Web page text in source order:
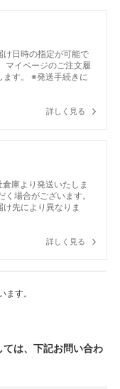
日時の指定が可能で
マイページのご注文履
ます。 ※発送手続きに
詳しく見る
庫より発送いたしま
場合がございます。
先により異なりま
詳しく見る
す。
は、下記お問い合わ